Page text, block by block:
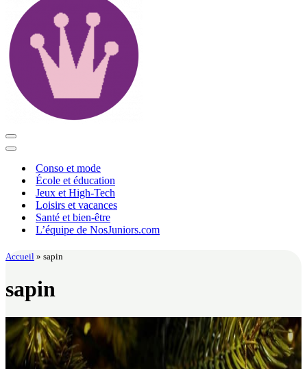
Menu
de
Menu
navigationConso et mode
École et éducation
Jeux et High-Tech
Loisirs et vacances
Santé et bien-être
L’équipe de NosJuniors.com
Accueil » sapin
sapin